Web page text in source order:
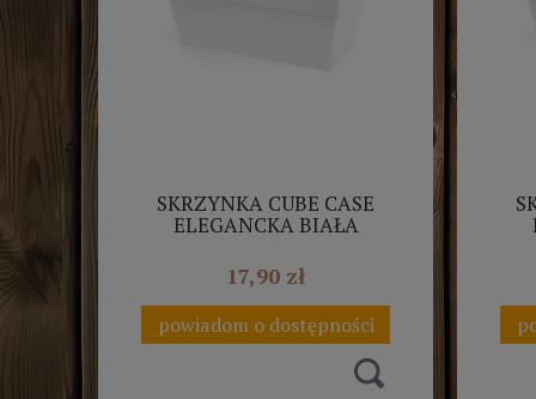
SKRZYNKA CUBE CASE
ELEGANCKA BIAŁA
17,90 zł
powiadom o dostępności